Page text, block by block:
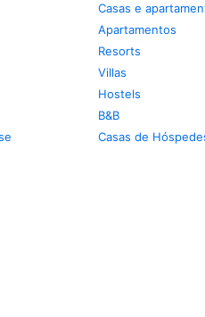
Casas e
Apartamentos
Resorts
Villas
Hostels
B&B
Casas de